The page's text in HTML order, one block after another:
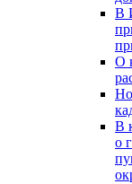
В
О
В
о